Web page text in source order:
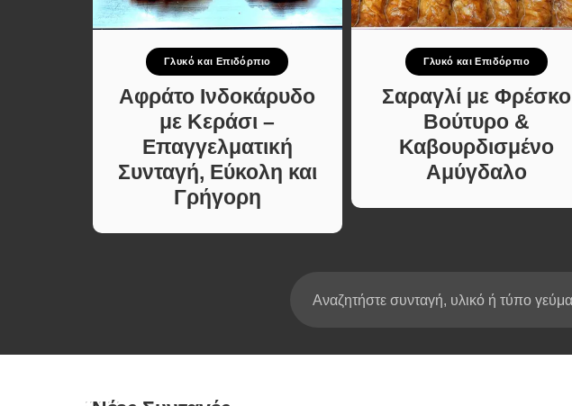
Κυρίως πιάτο
Κρέας
Ζυμαρικά
Σαλάτες
Σνακ
Σούπες και Φαγητά
Κατσαρόλας
Σούπες και Φαγητά
Χορτοφαγικές
Συνταγές Μελών
Γλυκό και Επιδόρπιο
Αφράτο Ινδοκάρυδο
με Κεράσι –
Επαγγελματική
Συνταγή, Εύκολη και
Γρήγορη
Γλυκό και Επιδόρπιο
Σαραγλί με Φρέσκο
Βούτυρο &
Καβουρδισμένο
Αμύγδαλο